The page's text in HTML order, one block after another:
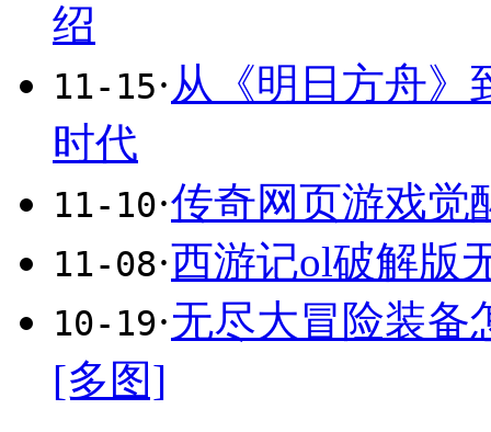
绍
11-15·从《明日方舟》
时代
11-10·传奇网页游戏觉
11-08·西游记ol破解版
10-19·无尽大冒险装备
[多图]